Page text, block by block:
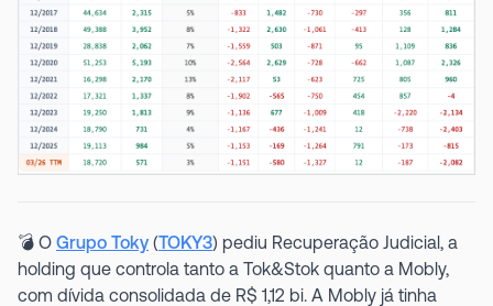
💣 O Grupo Toky (TOKY3) pediu Recuperação Judicial, a
holding que controla tanto a Tok&Stok quanto a Mobly,
com dívida consolidada de R$ 1,12 bi. A Mobly já tinha